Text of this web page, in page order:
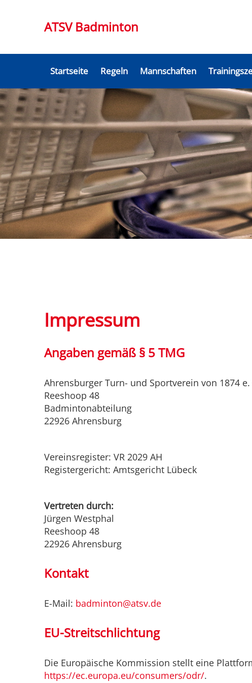
ATSV Badminton
Startseite Regeln Mannschaften
Impressum
Angaben gemäß § 5 TMG
Ahrensburger Turn- und Sportverein von 1874 e.
Reeshoop 48
Badmintonabteilung
22926 Ahrensburg
Vereinsregister: VR 2029 AH
Registergericht: Amtsgericht Lübeck
Vertreten durch:
Jürgen Westphal
Reeshoop 48
22926 Ahrensburg
Kontakt
E-Mail: badminton@atsv.de
EU-Streitschlichtung
Die Europäische Kommission stellt eine
https://ec.europa.eu/consumers/odr/.